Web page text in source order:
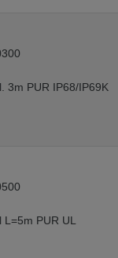
3m PUR IP68/IP69K
PUR UL